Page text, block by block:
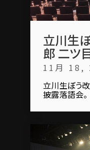
立川生
郎 二ツ
11月 18,
立川生ぼう
披露落語会